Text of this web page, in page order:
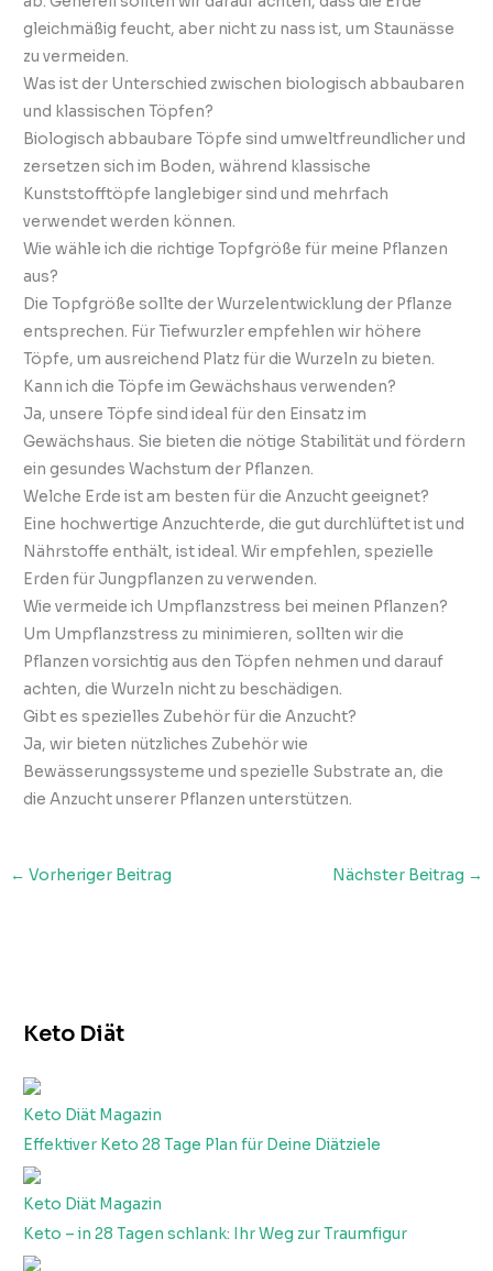
gleichmäßig feucht, aber nicht zu nass ist, um Staunässe
zu vermeiden.
Was ist der Unterschied zwischen biologisch abbaubaren
und klassischen Töpfen?
Biologisch abbaubare Töpfe sind umweltfreundlicher und
zersetzen sich im Boden, während klassische
Kunststofftöpfe langlebiger sind und mehrfach
verwendet werden können.
Wie wähle ich die richtige Topfgröße für meine Pflanzen
aus?
Die Topfgröße sollte der Wurzelentwicklung der Pflanze
entsprechen. Für Tiefwurzler empfehlen wir höhere
Töpfe, um ausreichend Platz für die Wurzeln zu bieten.
Kann ich die Töpfe im Gewächshaus verwenden?
Ja, unsere Töpfe sind ideal für den Einsatz im
Gewächshaus. Sie bieten die nötige Stabilität und fördern
ein gesundes Wachstum der Pflanzen.
Welche Erde ist am besten für die Anzucht geeignet?
Eine hochwertige Anzuchterde, die gut durchlüftet ist und
Nährstoffe enthält, ist ideal. Wir empfehlen, spezielle
Erden für Jungpflanzen zu verwenden.
Wie vermeide ich Umpflanzstress bei meinen Pflanzen?
Um Umpflanzstress zu minimieren, sollten wir die
Pflanzen vorsichtig aus den Töpfen nehmen und darauf
achten, die Wurzeln nicht zu beschädigen.
Gibt es spezielles Zubehör für die Anzucht?
Ja, wir bieten nützliches Zubehör wie
Bewässerungssysteme und spezielle Substrate an, die
die Anzucht unserer Pflanzen unterstützen.
← Vorheriger Beitrag Nächster Beitrag →
Keto Diät
Keto Diät Magazin
Effektiver Keto 28 Tage Plan für Deine Diätziele
Keto Diät Magazin
Keto – in 28 Tagen schlank: Ihr Weg zur Traumfigur